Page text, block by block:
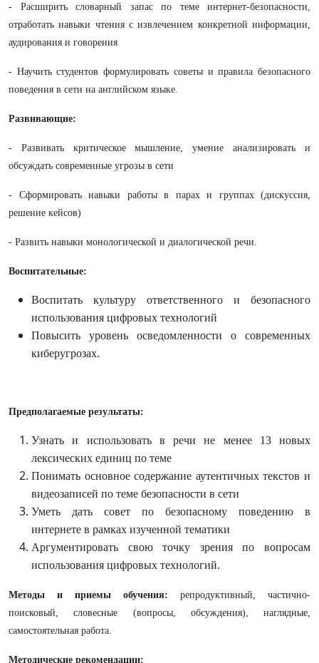
- Расширить словарный запас по теме интернет-безопасности,
отработать навыки чтения с извлечением конкретной информации,
аудирования и говорения
- Научить студентов формулировать советы и правила безопасного
поведения в сети на английском языке.
Развивающие:
- Развивать критическое мышление, умение анализировать и
обсуждать современные угрозы в сети
- Сформировать навыки работы в парах и группах (дискуссия,
решение кейсов)
- Развить навыки монологической и диалогической речи.
Воспитательные:
Воспитать культуру ответственного и безопасного
использования цифровых технологий
Повысить уровень осведомленности о современных
киберугрозах.
Предполагаемые результаты:
Узнать и использовать в речи не менее 13 новых
лексических единиц по теме
Понимать основное содержание аутентичных текстов и
видеозаписей по теме безопасности в сети
Уметь дать совет по безопасному поведению в
интернете в рамках изученной тематики
Аргументировать свою точку зрения по вопросам
использования цифровых технологий.
Методы и приемы обучения: репродуктивный, частично-
поисковый, словесные (вопросы, обсуждения), наглядные,
самостоятельная работа.
Методические рекомендации: